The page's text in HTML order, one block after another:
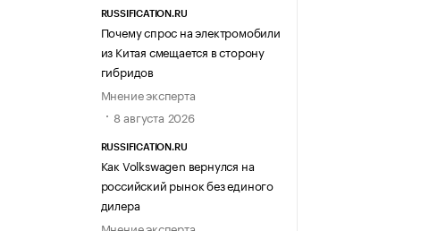
RUSSIFICATION.RU
Почему спрос на электромобили
из Китая смещается в сторону
гибридов
Мнение эксперта
8 августа 2026
RUSSIFICATION.RU
Как Volkswagen вернулся на
российский рынок без единого
дилера